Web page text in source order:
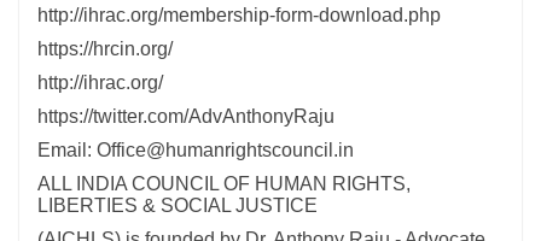
http://ihrac.org/membership-form-download.php
https://hrcin.org/
http://ihrac.org/
https://twitter.com/AdvAnthonyRaju
Email: Office@humanrightscouncil.in
ALL INDIA COUNCIL OF HUMAN RIGHTS,
LIBERTIES & SOCIAL JUSTICE